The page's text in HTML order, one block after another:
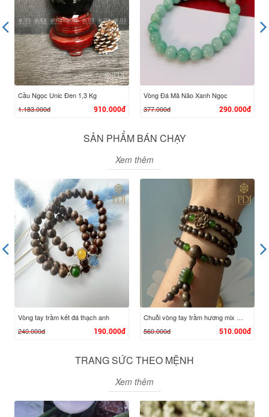
XEM CHI TIẾT
Cầu Ngọc Unic Đen 1,3 Kg
1.183.000đ
910.000đ
XEM CHI TIẾT
Vòng Đá Mã Não Xanh Ngọc
377.000đ
290.000đ
SẢN PHẨM BÁN CHẠY
Xem thêm
Vòng tay trầm kết đá thạch anh
240.000đ
190.000đ
Chuỗi vòng tay trầm hương mix hoa sen bích
560.000đ
510.000đ
TRANG SỨC THEO MỆNH
Xem thêm